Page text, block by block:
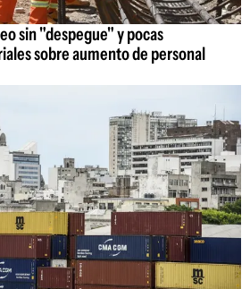
sin "despegue" y pocas
sobre aumento de personal